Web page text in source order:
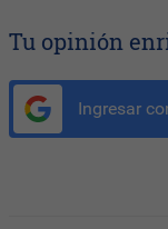
Tu opinión
Ingresar